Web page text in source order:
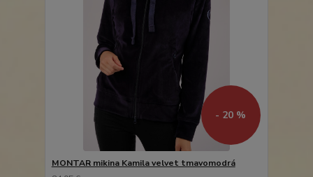
- 20 %
MONTAR mikina Kamila velvet tmavomodrá